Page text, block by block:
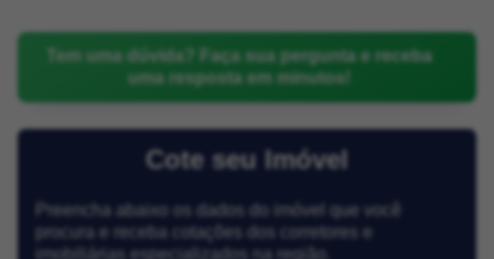
Tem uma dúvida? Faça sua pergunta e receba
uma resposta em minutos!
Cote seu Imóvel
Preencha abaixo os dados do imóvel que você
procura e receba cotações dos corretores e
imobiliárias especializados na região.